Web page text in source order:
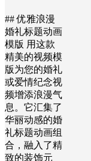
## 优雅浪漫
婚礼标题动画
模版 用这款
精美的视频模
版为您的婚礼
或爱情纪念视
频增添浪漫气
息。它汇集了
华丽动感的婚
礼标题动画组
合，融入了精
致的装饰元